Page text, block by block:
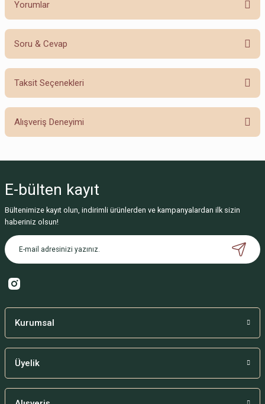
Yorumlar
Bu ürüne ilk yorumu siz yapın!
Soru & Cevap
Ürün hakkında henüz soru sorulmamış.
Taksit Seçenekleri
Alışveriş Deneyimi
Deneyimini Paylaş
E-bülten kayıt
Bültenimize kayıt olun, indirimli ürünlerden ve kampanyalardan ilk sizin
haberiniz olsun!
Kurumsal
Üyelik